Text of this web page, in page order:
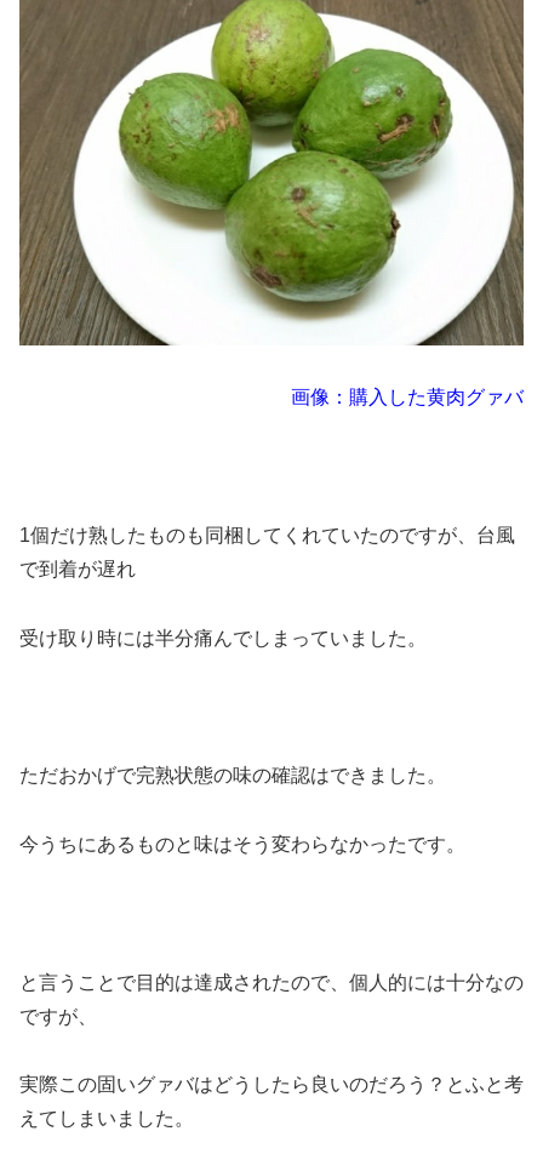
画像：購入した黄肉グァバ
1個だけ熟したものも同梱してくれていたのですが、台風
で到着が遅れ
受け取り時には半分痛んでしまっていました。
ただおかげで完熟状態の味の確認はできました。
今うちにあるものと味はそう変わらなかったです。
と言うことで目的は達成されたので、個人的には十分なの
ですが、
実際この固いグァバはどうしたら良いのだろう？とふと考
えてしまいました。